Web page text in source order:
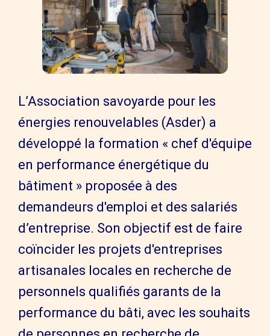
L’Association savoyarde pour les
énergies renouvelables (Asder) a
développé la formation « chef d'équipe
en performance énergétique du
bâtiment » proposée à des
demandeurs d'emploi et des salariés
d’entreprise. Son objectif est de faire
coïncider les projets d'entreprises
artisanales locales en recherche de
personnels qualifiés garants de la
performance du bâti, avec les souhaits